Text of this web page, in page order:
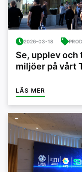
2026-03-18
Se, upplev
miljöer på vårt
LÄS MER